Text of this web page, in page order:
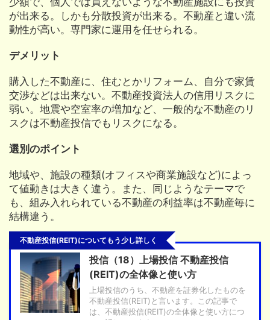
が出来る。しかも分散投資が出来る。不動産と違い流
動性が高い。専門家に運用を任せられる。
デメリット
購入した不動産に、住むとかリフォーム、自分で家賃
交渉などは出来ない。不動産投資法人の信用リスクに
弱い。地震や空室率の増加など、一般的な不動産のリ
スクは不動産投信でもリスクになる。
選別のポイント
地域や、施設の種類(オフィスや商業施設など)によっ
て値動きは大きく違う。また、同じようなテーマで
も、組み入れられている不動産の利益率は不動産毎に
結構違う。
不動産投信(REIT)についてもう少し詳しく
投信（18）上場投信 不動産投信
(REIT)の全体像と使い方
上場投信のうち、不動産を証券化したものを
不動産投信(REIT)と言います。この記事で
は、不動産投信(REIT)の全体像と使い方につ